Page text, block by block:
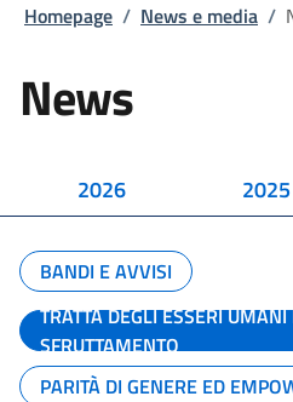
Homepage / News e media /
News
2026 2025
BANDI E AVVISI
TRATTA DEGLI ESSERI
SFRUTTAMENTO
PARITÀ DI GENERE ED